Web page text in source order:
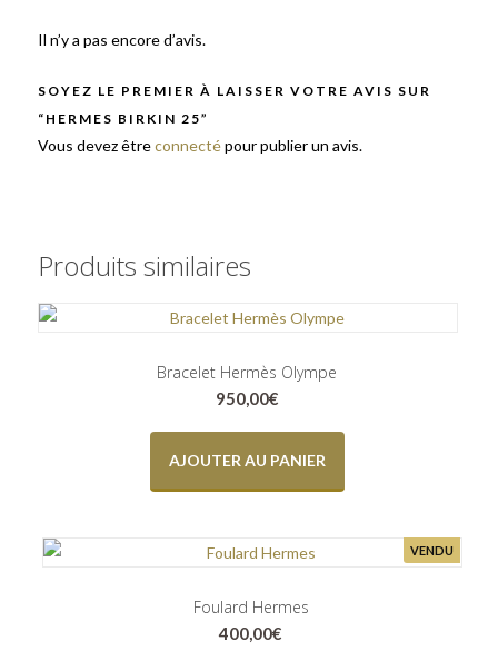
Il n’y a pas encore d’avis.
SOYEZ LE PREMIER À LAISSER VOTRE AVIS SUR
“HERMES BIRKIN 25”
Vous devez êtreconnectépour publier un avis.
Produits similaires
Bracelet Hermès Olympe
950,00€
AJOUTER AU PANIER
VENDU
Foulard Hermes
400,00€